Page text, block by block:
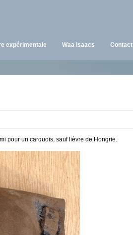
expérimentale Waa Isaacs Contact
pour un carquois, sauf lièvre de Hongrie.